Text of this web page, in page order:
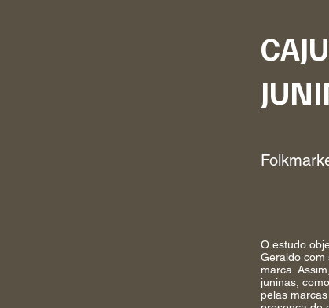
O estudo
Geraldo com
marca.
juninas,
pelas